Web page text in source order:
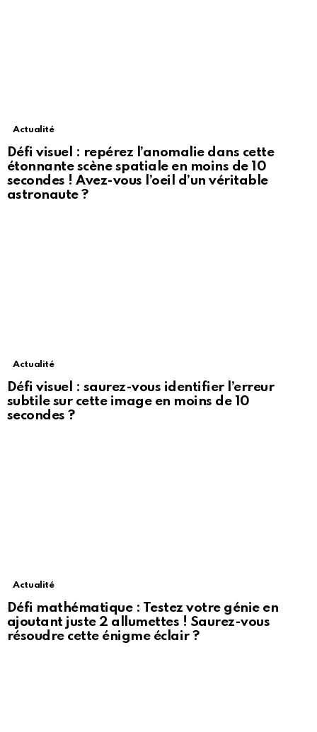
Actualité
Défi visuel : repérez l’anomalie dans cette
étonnante scène spatiale en moins de 10
secondes ! Avez-vous l’oeil d’un véritable
astronaute ?
Actualité
Défi visuel : saurez-vous identifier l’erreur
subtile sur cette image en moins de 10
secondes ?
Actualité
Défi mathématique : Testez votre génie en
ajoutant juste 2 allumettes ! Saurez-vous
résoudre cette énigme éclair ?